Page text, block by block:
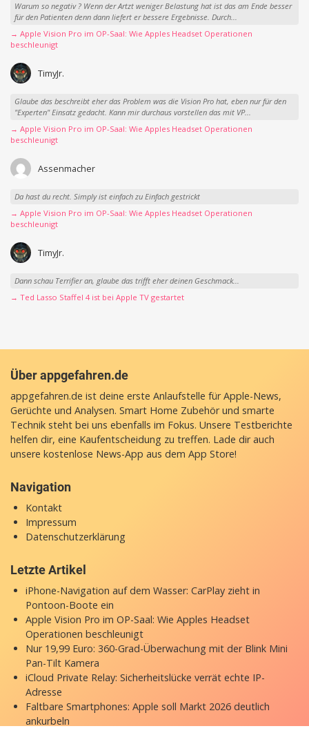
Warum so negativ ? Wenn der Artzt weniger Belastung hat ist das am Ende besser
für den Patienten denn dann liefert er bessere Ergebnisse. Durch...
→ Apple Vision Pro im OP-Saal: Wie Apples Headset Operationen
beschleunigt
TimyJr.
Glaube das beschreibt eher das Problem was die Vision Pro hat, eben nur für den
"Experten" Einsatz gedacht. Kann mir durchaus vorstellen das mit VP...
→ Apple Vision Pro im OP-Saal: Wie Apples Headset Operationen
beschleunigt
Assenmacher
Da hast du recht. Simply ist einfach zu Einfach gestrickt
→ Apple Vision Pro im OP-Saal: Wie Apples Headset Operationen
beschleunigt
TimyJr.
Dann schau Terrifier an, glaube das trifft eher deinen Geschmack...
→ Ted Lasso Staffel 4 ist bei Apple TV gestartet
Über appgefahren.de
appgefahren.de ist deine erste Anlaufstelle für Apple-News,
Gerüchte und Analysen. Smart Home Zubehör und smarte
Technik steht bei uns ebenfalls im Fokus. Unsere Testberichte
helfen dir, eine Kaufentscheidung zu treffen. Lade dir auch
unsere kostenlose News-App aus dem App Store!
Navigation
Kontakt
Impressum
Datenschutzerklärung
Letzte Artikel
iPhone-Navigation auf dem Wasser: CarPlay zieht in
Pontoon-Boote ein
Apple Vision Pro im OP-Saal: Wie Apples Headset
Operationen beschleunigt
Nur 19,99 Euro: 360-Grad-Überwachung mit der Blink Mini
Pan-Tilt Kamera
iCloud Private Relay: Sicherheitslücke verrät echte IP-
Adresse
Faltbare Smartphones: Apple soll Markt 2026 deutlich
ankurbeln